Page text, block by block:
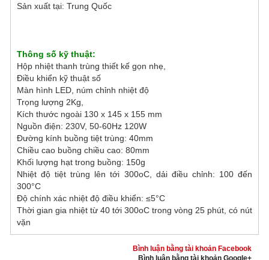
Sản xuất tại: Trung Quốc
Thông số kỹ thuật:
Hộp nhiệt thanh trùng thiết kế gọn nhẹ,
Điều khiển kỹ thuật số
Màn hình LED, núm chỉnh nhiệt độ
Trọng lượng 2Kg,
Kích thước ngoài 130 x 145 x 155 mm
Nguồn điện: 230V, 50-60Hz 120W
Đường kính buồng tiệt trùng: 40mm
Chiều cao buồng chiều cao: 80mm
Khối lượng hạt trong buồng: 150g
Nhiệt độ tiệt trùng lên tới 300oC, dải điều chỉnh: 100 đến
300°C
Độ chính xác nhiệt độ điều khiển: ≤5°C
Thời gian gia nhiệt từ 40 tới 300oC trong vòng 25 phút, có nút
vặn
Bình luận bằng tài khoản Facebook
Bình luận bằng tài khoản Google+